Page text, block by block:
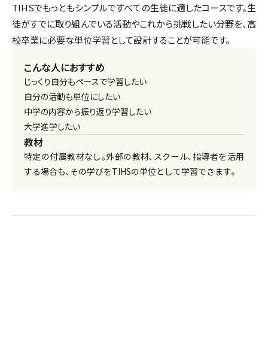
TIHSでもっともシンプルですべての生徒に適したコースです。生
徒がすでに取り組んでいる活動やこれから挑戦したい分野を、高
校卒業に必要な単位学習として設計することが可能です。
こんな人におすすめ
じっくり自分もペースで学習したい
自分の活動も単位にしたい
中学の内容から振り返り学習したい
大学進学したい
教材
特定の付属教材なし｡外部の教材､スクール､指導者を活用
する場合も､その学びをTIHSの単位として学習できます｡